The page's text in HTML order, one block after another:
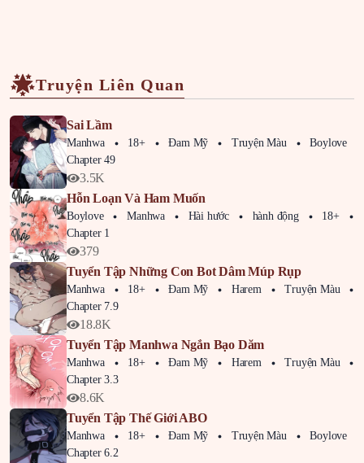
Truyện Liên Quan
Sai Lầm
Manhwa 18+ Đam Mỹ Truyện Màu
Boylove
Chapter 49
3.5K
Hỗn Loạn Và Ham Muốn
Boylove Manhwa Hài hước hành động 18+
Chapter 1
379
Tuyển Tập Những Con Bot Dâm Múp Rụp
Manhwa 18+ Đam Mỹ Harem Truyện Màu
Chapter 7.9
18.8K
Tuyển Tập Manhwa Ngắn Bạo Dăm
Manhwa 18+ Đam Mỹ Harem Truyện Màu
Chapter 3.3
8.6K
Tuyển Tập Thế Giới ABO
Manhwa 18+ Đam Mỹ Truyện Màu
Boylove
Chapter 6.2